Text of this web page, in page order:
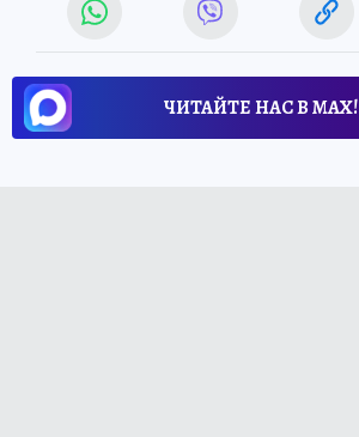
ЧИТАЙТЕ НАС В МАХ!